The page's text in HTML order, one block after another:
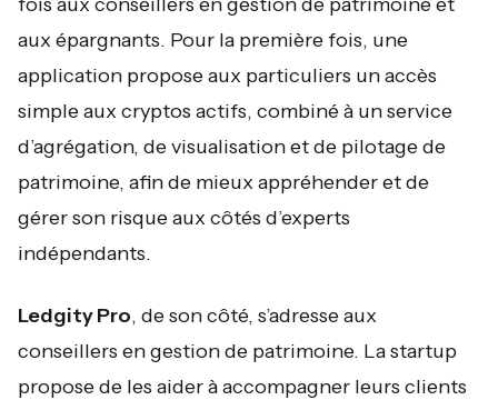
aux épargnants. Pour la première fois, une
application propose aux particuliers un accès
simple aux cryptos actifs, combiné à un service
d’agrégation, de visualisation et de pilotage de
patrimoine, afin de mieux appréhender et de
gérer son risque aux côtés d’experts
indépendants.
Ledgity Pro, de son côté, s’adresse aux
conseillers en gestion de patrimoine. La startup
propose de les aider à accompagner leurs clients